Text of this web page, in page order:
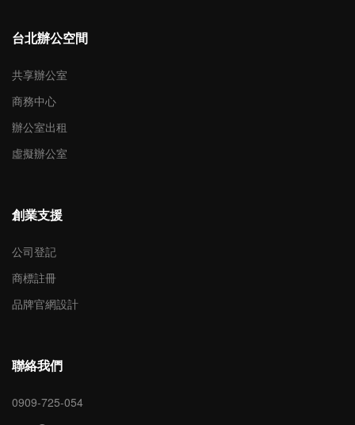
台北辦公空間
共享辦公室
商務中心
辦公室出租
虛擬辦公室
創業支援
公司登記
商標註冊
品牌官網設計
聯絡我們
0909-725-054